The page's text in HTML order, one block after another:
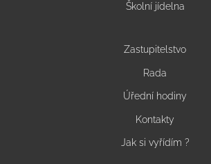
Školní jídelna
Zastupitelstvo
Rada
Úřední hodiny
Kontakty
Jak si vyřídím ?